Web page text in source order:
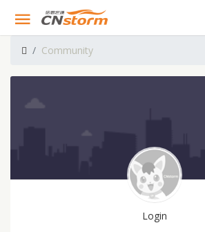
Community
Login